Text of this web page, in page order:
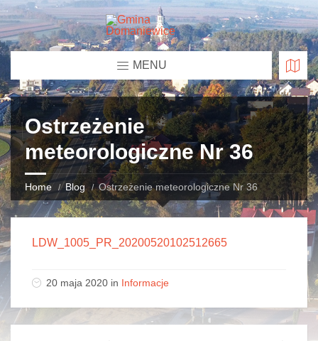
MENU
Ostrzeżenie
meteorologiczne Nr 36
Home Blog Ostrzeżenie meteorologiczne Nr 36
LDW_1005_PR_20200520102512665
20 maja 2020 in Informacje